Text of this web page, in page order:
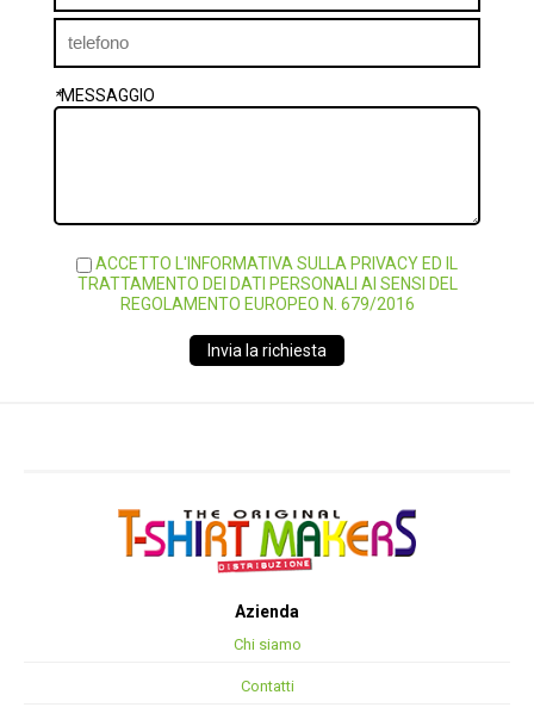
*MESSAGGIO
ACCETTO L'INFORMATIVA SULLA PRIVACY ED IL
TRATTAMENTO DEI DATI PERSONALI AI SENSI DEL
REGOLAMENTO EUROPEO N. 679/2016
Invia la richiesta
Azienda
Chi siamo
Contatti